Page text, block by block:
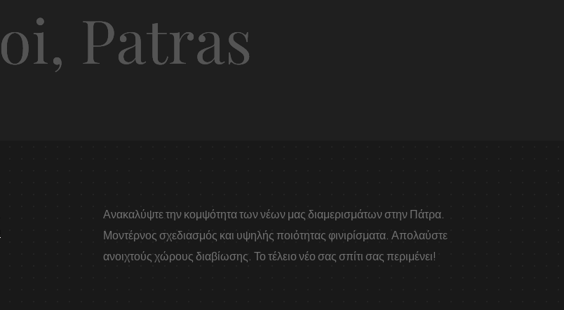
Ανακαλύψτε την κομψότητα των νέων μας διαμερισμάτων στην Πάτρα.
Μοντέρνος σχεδιασμός και υψηλής ποιότητας φινιρίσματα. Απολαύστε
ανοιχτούς χώρους διαβίωσης. Το τέλειο νέο σας σπίτι σας περιμένει!